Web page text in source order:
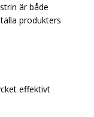
är både
produkters
effektivt